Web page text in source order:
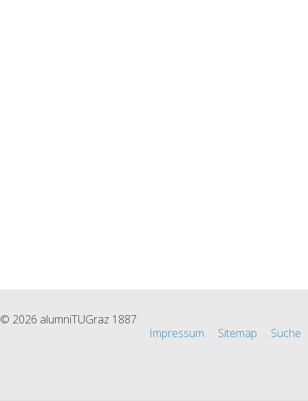
© 2026 alumniTUGraz 1887
Impressum
Sitemap Suche